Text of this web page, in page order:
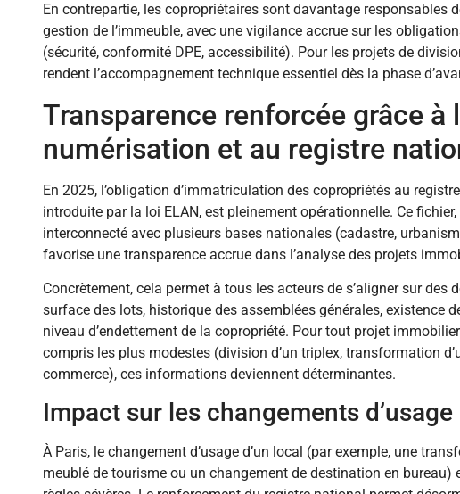
En contrepartie, les copropriétaires sont davantage responsables
gestion de l’immeuble, avec une vigilance accrue sur les
(sécurité, conformité DPE, accessibilité). Pour les projets de
rendent l’accompagnement technique essentiel dès la phase
Transparence renforcée grâce à
numérisation et au registre
En 2025, l’obligation d’immatriculation des copropriétés au
introduite par la loi ELAN, est pleinement opérationnelle. Ce
interconnecté avec plusieurs bases nationales (cadastre,
favorise une transparence accrue dans l’analyse des projets
Concrètement, cela permet à tous les acteurs de s’aligner sur des
surface des lots, historique des assemblées générales, existence
niveau d’endettement de la copropriété. Pour tout projet
compris les plus modestes (division d’un triplex, transformation
commerce), ces informations deviennent déterminantes.
Impact sur les changements d’usage
À Paris, le changement d’usage d’un local (par exemple, une
meublé de tourisme ou un changement de destination en bureau)